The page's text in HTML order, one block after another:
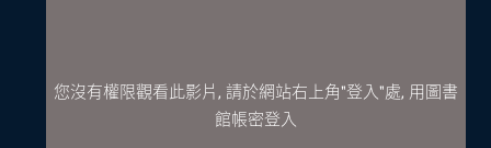
您沒有權限觀看此影片, 請於網站右上角"登入"處, 用圖書
館帳密登入